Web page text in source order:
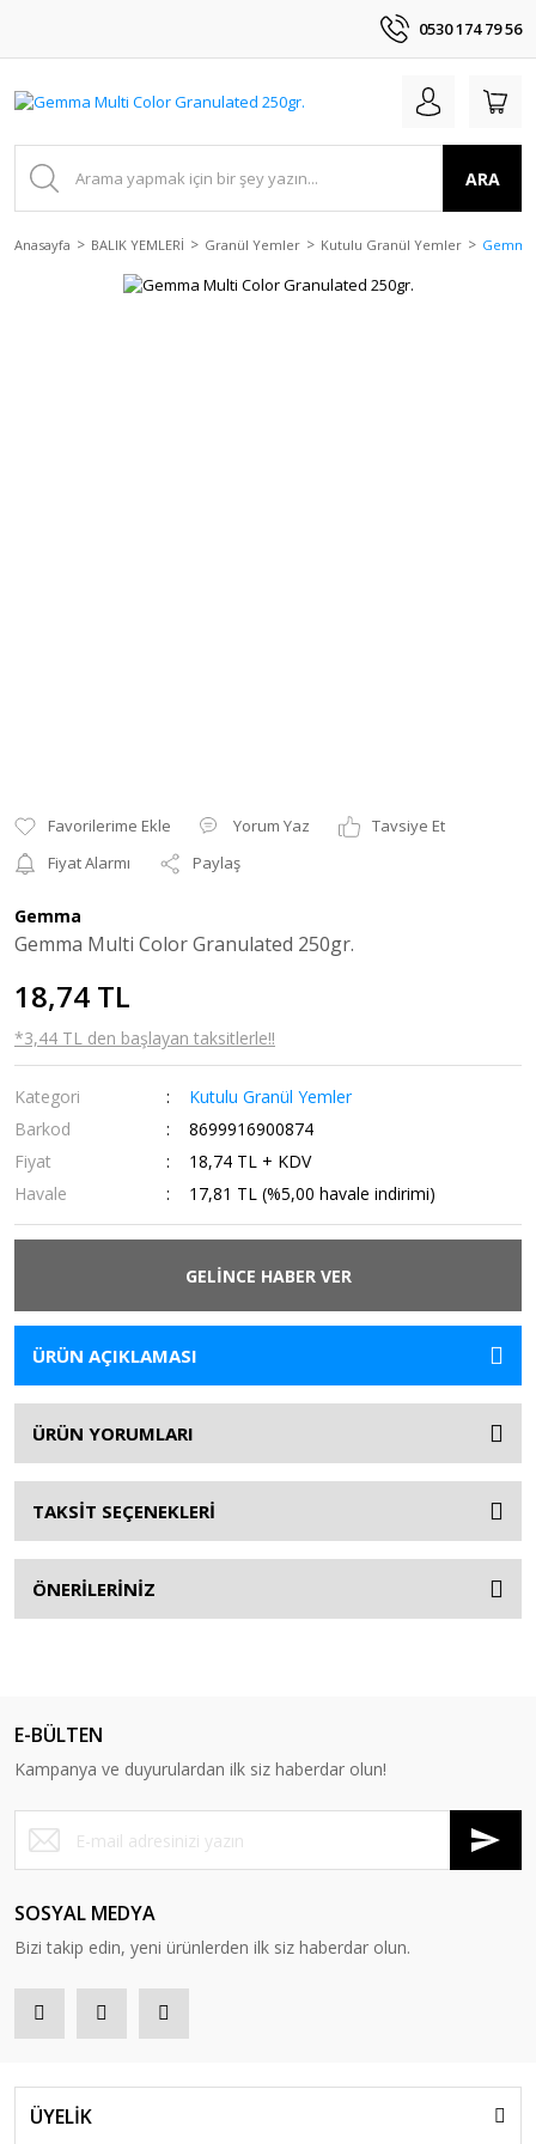
0530 174 79 56
ARA
Anasayfa BALIK YEMLERİ Granül Yemler Kutulu Granül Yemler
Yorum Yaz
Tavsiye Et
Fiyat Alarmı
Paylaş
Gemma
Gemma Multi Color Granulated 250gr.
18,74 TL
*3,44 TL den başlayan taksitlerle!!
Kategori
Kutulu Granül Yemler
Barkod
8699916900874
Fiyat
18,74 TL + KDV
Havale
17,81 TL (%5,00 havale indirimi)
GELİNCE HABER VER
ÜRÜN AÇIKLAMASI
ÜRÜN YORUMLARI
TAKSİT SEÇENEKLERİ
ÖNERİLERİNİZ
E-BÜLTEN
Kampanya ve duyurulardan ilk siz haberdar olun!
SOSYAL MEDYA
Bizi takip edin, yeni ürünlerden ilk siz haberdar olun.
ÜYELİK